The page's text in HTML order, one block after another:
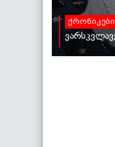
ქრონიკები